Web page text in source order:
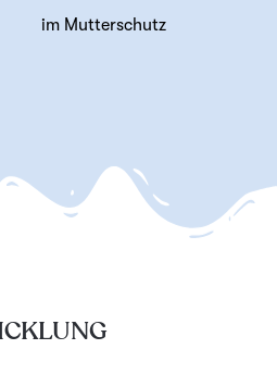
im Mutterschutz